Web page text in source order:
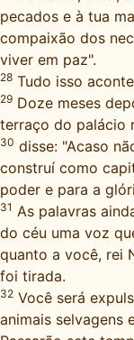
pecados e à tua
compaixão dos
viver em paz".
28 Tudo isso
29 Doze meses
terraço do palácio
30 disse: "Acaso
construí como
poder e para a
31 As palavras
do céu uma voz
quanto a você, rei
foi tirada.
32 Você será
animais selvagens